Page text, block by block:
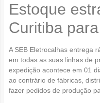
Estoque
Curitiba
A SEB Eletrocalhas entrega
em todas as suas linhas de
expedição acontece em 01
ao contrário de fábricas,
fazer pedidos de produção